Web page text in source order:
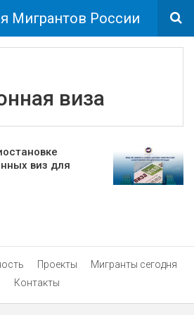
Мигрантов России
виза
виз для
Проекты
Мигранты сегодня
Контакты